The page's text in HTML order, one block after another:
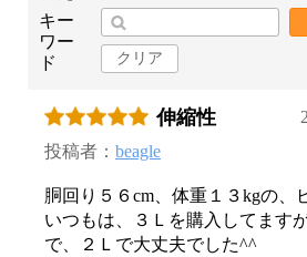
キー
ワー
ド
クリア
伸縮性
投稿者： beagle
胴回り５６cm、体重１３kgの、
いつもは、３Ｌを購入してます
で、２Ｌで大丈夫でした^^